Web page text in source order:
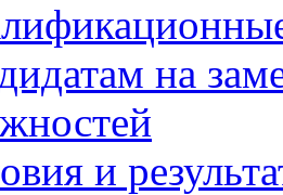
на
и